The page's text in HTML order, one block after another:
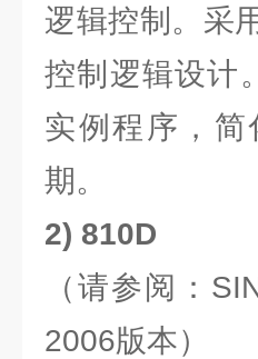
逻辑控制。采
控制逻辑设计
实例程序，
期。
2) 810D
（请参阅：
2006版本）